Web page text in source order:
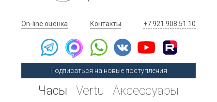
On-line оценка Контакты +7 921 908 51 10
Подписаться на новые поступления
Часы Vertu Аксессуары